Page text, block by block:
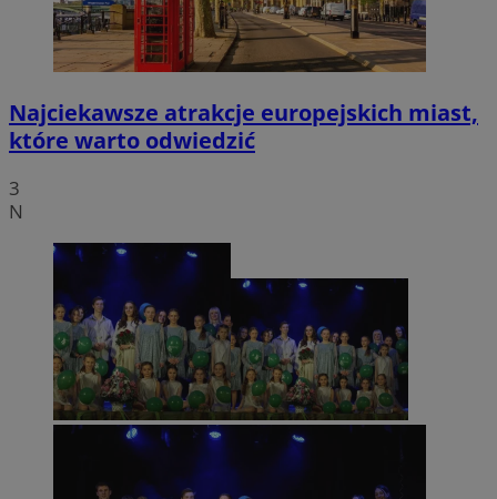
Najciekawsze atrakcje europejskich miast,
które warto odwiedzić
3
N